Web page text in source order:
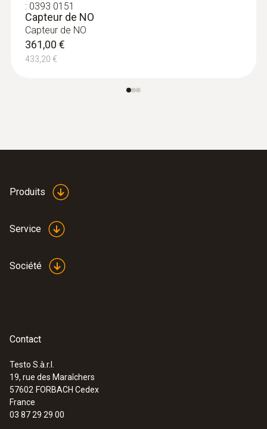
Sondes de température
: 0615 5505
Sonde à pince avec capteur de
sur les tuyaux (Ø 6-35 mm)
Étendue de mesure de -40 à +125 °C
: 0393 0151
Capteur de NO
Capteur de NO
361,00 €
433,20 €
Produits
Service
Société
Contact
Testo S.à.r.l.
19, rue des Maraîchers
57602 FORBACH Cedex
France
03 87 29 29 00